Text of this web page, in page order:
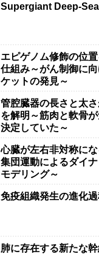
Supergiant Deep-
エピゲノム修飾の位
仕組み～がん制御に
ケットの発見～
管腔臓器の長さと太
を解明～筋肉と軟骨
決定していた～
心臓が左右非対称に
集団運動によるダイ
モデリング～
免疫組織発生の進化
肺に存在する新たな